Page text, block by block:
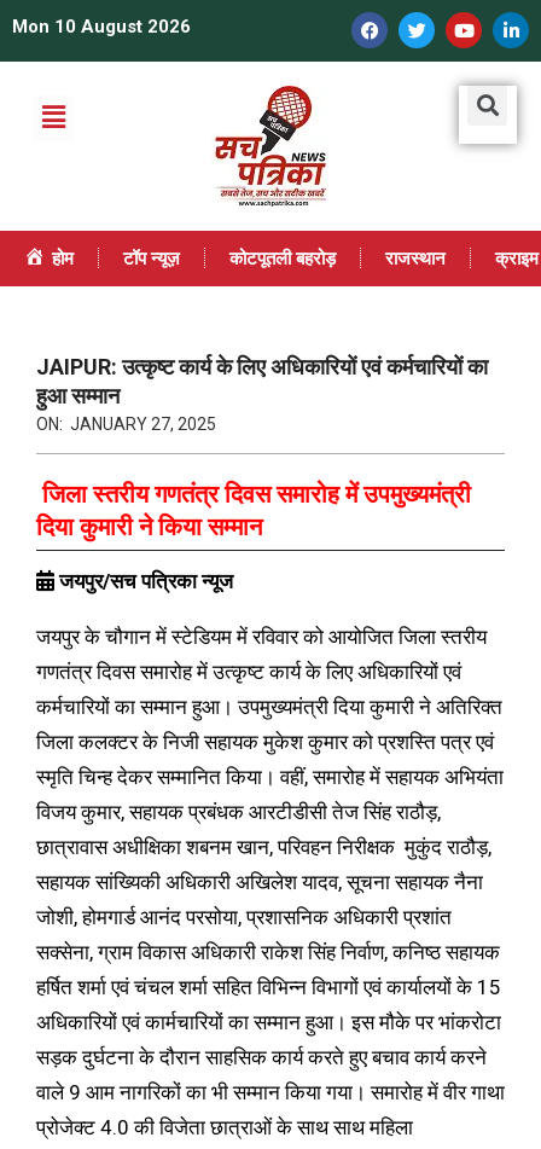
Mon 10 August 2026
होम टॉप न्यूज़ कोटपूतली बहरोड़ राजस्थान क्राइम
JAIPUR: उत्कृष्ट कार्य के लिए अधिकारियों एवं कर्मचारियों का
हुआ सम्मान
ON: JANUARY 27, 2025
जिला स्तरीय गणतंत्र दिवस समारोह में उपमुख्यमंत्री
दिया कुमारी ने किया सम्मान
जयपुर/सच पत्रिका न्यूज
जयपुर के चौगान में स्टेडियम में रविवार को आयोजित जिला स्तरीय
गणतंत्र दिवस समारोह में उत्कृष्ट कार्य के लिए अधिकारियों एवं
कर्मचारियों का सम्मान हुआ। उपमुख्यमंत्री दिया कुमारी ने अतिरिक्त
जिला कलक्टर के निजी सहायक मुकेश कुमार को प्रशस्ति पत्र एवं
स्मृति चिन्ह देकर सम्मानित किया। वहीं, समारोह में सहायक अभियंता
विजय कुमार, सहायक प्रबंधक आरटीडीसी तेज सिंह राठौड़,
छात्रावास अधीक्षिका शबनम खान, परिवहन निरीक्षक मुकुंद राठौड़,
सहायक सांख्यिकी अधिकारी अखिलेश यादव, सूचना सहायक नैना
जोशी, होमगार्ड आनंद परसोया, प्रशासनिक अधिकारी प्रशांत
सक्सेना, ग्राम विकास अधिकारी राकेश सिंह निर्वाण, कनिष्ठ सहायक
हर्षित शर्मा एवं चंचल शर्मा सहित विभिन्न विभागों एवं कार्यालयों के 15
अधिकारियों एवं कार्मचारियों का सम्मान हुआ। इस मौके पर भांकरोटा
सड़क दुर्घटना के दौरान साहसिक कार्य करते हुए बचाव कार्य करने
वाले 9 आम नागरिकों का भी सम्मान किया गया। समारोह में वीर गाथा
प्रोजेक्ट 4.0 की विजेता छात्राओं के साथ साथ महिला